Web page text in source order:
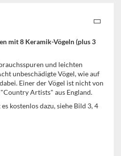
mit 8 Keramik-Vögeln (plus 3
und leichten
unbeschädigte Vögel, wie auf
Einer der Vögel ist nicht von
Artists" aus England.
kostenlos dazu, siehe Bild 3, 4